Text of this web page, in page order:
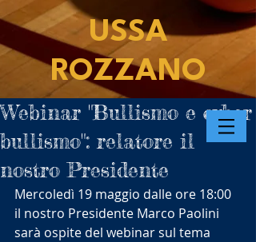
USSA
ROZZANO
Webinar "Bullismo e cyber
bullismo": relatore il
nostro Presidente
Mercoledì 19 maggio dalle ore 18:00
il nostro Presidente Marco Paolini
sarà ospite del webinar sul tema